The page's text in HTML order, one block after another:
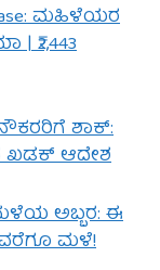
ಮಹಿಳೆಯರ
| ₹2,443
ನೌಕರರಿಗೆ ಶಾಕ್:
ಖಡಕ್ ಆದೇಶ
ಮಳೆಯ ಅಬ್ಬರ: ಈ
ವರೆಗೂ ಮಳೆ!